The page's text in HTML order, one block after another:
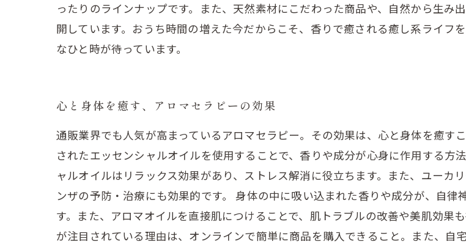
ったりのラインナップです。また、天然素材にこだわった商品や、自然から生み
開しています。おうち時間の増えた今だからこそ、香りで癒される癒し系ライフ
なひと時が待っています。
心と身体を癒す、アロマセラピーの効果
通販業界でも人気が高まっているアロマセラピー。その効果は、心と身体を癒す
されたエッセンシャルオイルを使用することで、香りや成分が心身に作用する方
ャルオイルはリラックス効果があり、ストレス解消に役立ちます。また、ユーカ
ンザの予防・治療にも効果的です。 身体の中に吸い込まれた香りや成分が、自
す。また、アロマオイルを直接肌につけることで、肌トラブルの改善や美肌効果
が注目されている理由は、オンラインで簡単に商品を購入できること。また、